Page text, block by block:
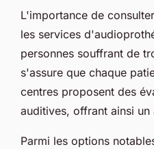
L'importance de
les services
personnes souffrant de
s'assure que chaque
centres proposent des
auditives, offrant ainsi
Parmi les options